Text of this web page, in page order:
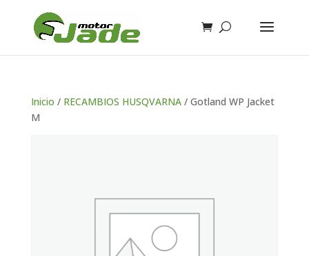
Inicio / RECAMBIOS HUSQVARNA/ Gotland WP Jacket
M